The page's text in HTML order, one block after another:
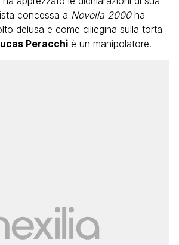
concessa a Novella 2000ha
delusa e come ciliegina sulla torta
Peracchi è un manipolatore.